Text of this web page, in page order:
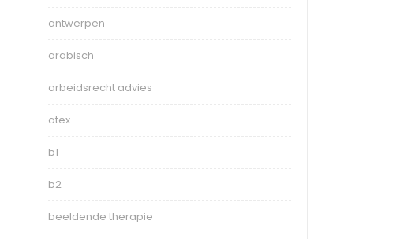
antwerpen
arabisch
arbeidsrecht advies
atex
b1
b2
beeldende therapie